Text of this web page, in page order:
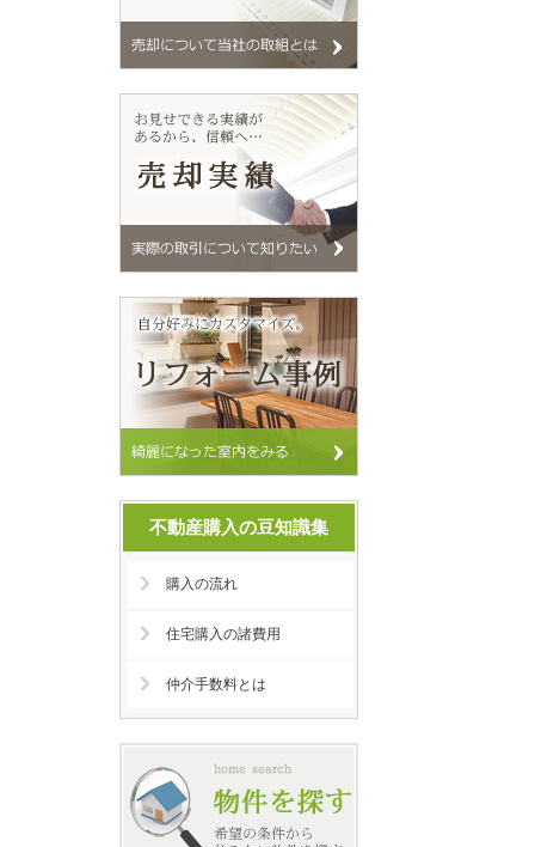
不動産購入の豆知識集
購入の流れ
住宅購入の諸費用
仲介手数料とは